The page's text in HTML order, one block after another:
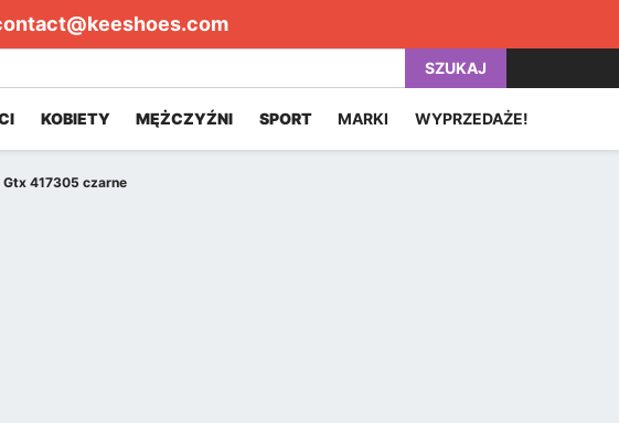
SZUKAJ
KOBIETY MĘŻCZYŹNI SPORT MARKI WYPRZEDAŻE!
Gtx 417305 czarne